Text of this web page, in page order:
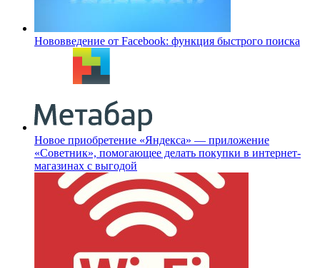
Нововведение от Facebook: функция быстрого поиска
Новое приобретение «Яндекса» — приложение
«Советник», помогающее делать покупки в интернет-
магазинах с выгодой